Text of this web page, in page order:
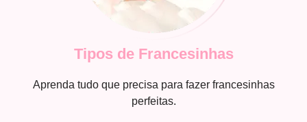
Tipos de Francesinhas
Aprenda tudo que precisa para fazer francesinhas
perfeitas.